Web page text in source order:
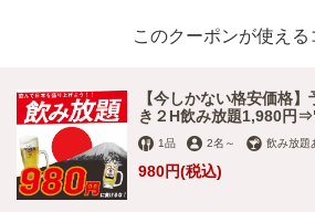
このクーポンが使える
【今しかない格安価格
き２H飲み放題1,980円
1品 2名 ～ 飲み放題
980円(税込)